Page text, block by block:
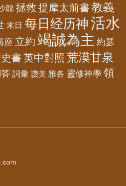
龍 拯救 提摩太前書 教義
末日 每日经历神活水
座 立約 竭誠為主 約瑟
書 英中對照 荒漠甘泉
詞彙 讚美 雅各 靈修神學 領